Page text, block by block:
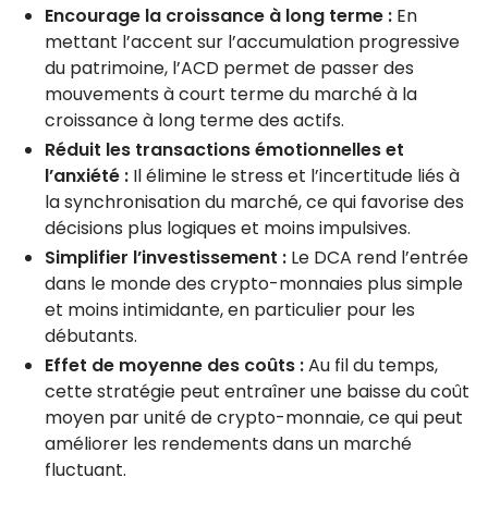
Encourage la croissance à long terme : En
mettant l’accent sur l’accumulation progressive
du patrimoine, l’ACD permet de passer des
mouvements à court terme du marché à la
croissance à long terme des actifs.
Réduit les transactions émotionnelles et
l’anxiété : Il élimine le stress et l’incertitude liés à
la synchronisation du marché, ce qui favorise des
décisions plus logiques et moins impulsives.
Simplifier l’investissement : Le DCA rend l’entrée
dans le monde des crypto-monnaies plus simple
et moins intimidante, en particulier pour les
débutants.
Effet de moyenne des coûts :Au fil du temps,
cette stratégie peut entraîner une baisse du coût
moyen par unité de crypto-monnaie, ce qui peut
améliorer les rendements dans un marché
fluctuant.